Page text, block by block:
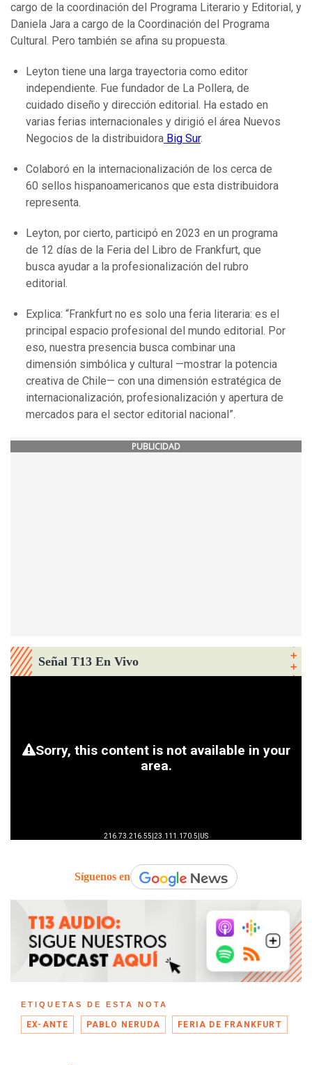
cargo de la coordinación del Programa Literario y Editorial, y
Daniela Jara a cargo de la Coordinación del Programa
Cultural. Pero también se afina su propuesta.
Leyton tiene una larga trayectoria como editor
independiente. Fue fundador de La Pollera, de
cuidado diseño y dirección editorial. Ha estado en
varias ferias internacionales y dirigió el área Nuevos
Negocios de la distribuidora Big Sur.
Colaboró en la internacionalización de los cerca de
60 sellos hispanoamericanos que esta distribuidora
representa.
Leyton, por cierto, participó en 2023 en un programa
de 12 días de la Feria del Libro de Frankfurt, que
busca ayudar a la profesionalización del rubro
editorial.
Explica: “Frankfurt no es solo una feria literaria: es el
principal espacio profesional del mundo editorial. Por
eso, nuestra presencia busca combinar una
dimensión simbólica y cultural —mostrar la potencia
creativa de Chile— con una dimensión estratégica de
internacionalización, profesionalización y apertura de
mercados para el sector editorial nacional”.
PUBLICIDAD
Señal T13 En Vivo
Síguenos en
ETIQUETAS DE ESTA NOTA
EX-ANTE PABLO NERUDA FERIA DE FRANKFURT